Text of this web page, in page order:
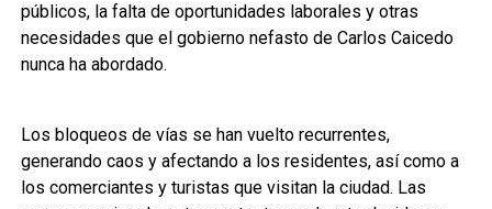
públicos, la falta de oportunidades laborales y otras
necesidades que el gobierno nefasto de Carlos Caicedo
nunca ha abordado.
Los bloqueos de vías se han vuelto recurrentes,
generando caos y afectando a los residentes, así como a
los comerciantes y turistas que visitan la ciudad. Las